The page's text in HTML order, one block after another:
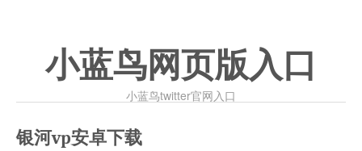
小蓝鸟网页版入口
小蓝鸟twitter官网入口
银河vp安卓下载